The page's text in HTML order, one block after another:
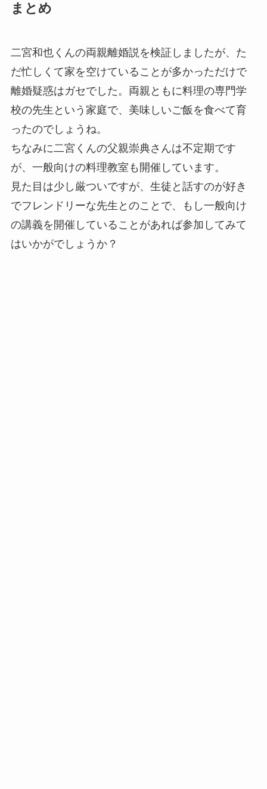
まとめ
二宮和也くんの両親離婚説を検証しましたが、 た
だ忙しくて家を空けていることが多かっただけで
離婚疑惑はガセでした。両親ともに料理の専門学
校の先生という家庭で、美味しいご飯を食べて育
ったのでしょうね。
ちなみに二宮くんの父親崇典さんは不定期です
が、一般向けの料理教室も開催しています。
見た目は少し厳ついですが、生徒と話すのが好き
でフレンドリーな先生とのことで、もし一般向け
の講義を開催していることがあれば参加してみて
はいかがでしょうか？